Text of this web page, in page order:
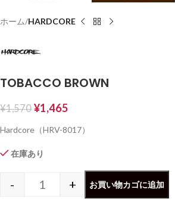
ホーム HARDCORE
TOBACCO BROWN
¥1,570 ¥1,465
Hardcore（HRV-8017）
在庫あり
- + お買い物カゴに追加